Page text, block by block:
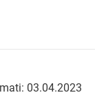
03.04.2023